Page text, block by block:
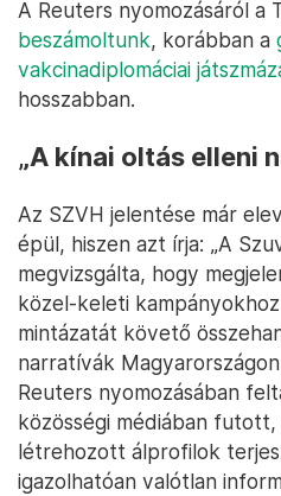
A Reuters nyomozásáról a
beszámoltunk, korábban a
vakcinadiplomáciai
hosszabban.
„A kínai oltás elleni
Az SZVH jelentése már
épül, hiszen azt írja: „A
megvizsgálta, hogy
közel-keleti
mintázatát követő
narratívák
Reuters nyomozásában
közösségi médiában
létrehozott álprofilok
igazolhatóan valótlan